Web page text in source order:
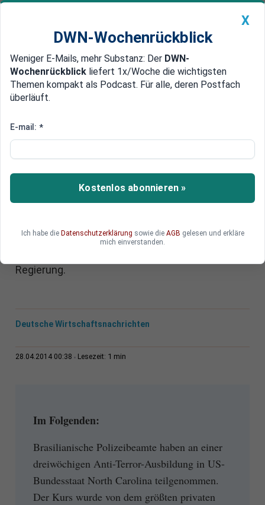
Newsticker MEIN DWN: Geldanlage Premium
Edelmetalle DWN-Magazin China
Vor Fußball-WM
Fußball-WM: US-Security
Blackwater schult brasilianische
Polizisten
Das private US-Militärunternehmen Academi
brasilianische Polizisten. Sie sollen so auf
mögliche terroristische Anschläge während der
Regierung.
Deutsche Wirtschaftsnachrichten
28.04.2014 00:38 Lesezeit: 1 min
Im Folgenden:
Brasilianische Polizeibeamte haben an einer
dreiwöchigen Anti-Terror-Ausbildung in US-
Bundesstaat North Carolina teilgenommen.
Der Kurs wurde von dem größten privaten
X
DWN-Wochenrückblick
Weniger E-Mails, mehr Substanz: Der DWN-
Wochenrückblick liefert 1x/Woche die wichtigsten
Themen kompakt als Podcast. Für alle, deren Postfach
überläuft.
E-mail: *
Kostenlos abonnieren »
Ich habe die Datenschutzerklärung sowie die AGB gelesen und erkläre
mich einverstanden.